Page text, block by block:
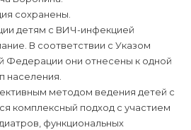
сохранены.
детям с ВИЧ-инфекцией
В соответствии с Указом
Федерации они отнесены к одной
населения.
методом ведения детей с
комплексный подход с участием
функциональных